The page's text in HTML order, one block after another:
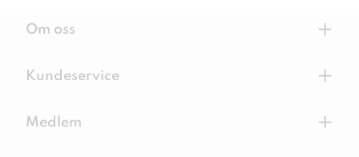
Om oss +
Kundeservice +
Medlem +